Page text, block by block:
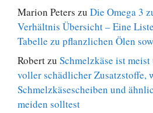
Marion Peters zu Die Omega 3
Verhältnis Übersicht – Eine
Tabelle zu pflanzlichen Ölen
Robertzu Schmelzkäse ist
voller schädlicher Zusatzstoffe,
Schmelzkäsescheiben und
meiden solltest